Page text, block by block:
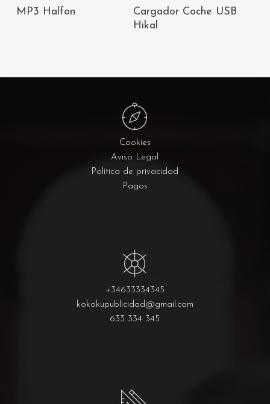
AÑADIR AL
MP3 Halfon
AÑADIR AL
Cargador Coche USB
Hikal
Cookies
Aviso Legal
Política de privacidad
Pagos
+34633334345
kokokupublicidad@gmail.com
633 334 345